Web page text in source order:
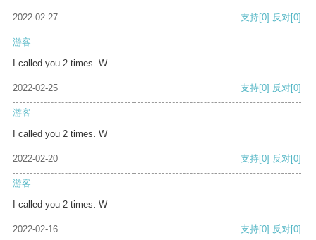
2022-02-27 支持[0] 反对[0]
游客
I called you 2 times. W
2022-02-25 支持[0] 反对[0]
游客
I called you 2 times. W
2022-02-20 支持[0] 反对[0]
游客
I called you 2 times. W
2022-02-16 支持[0] 反对[0]